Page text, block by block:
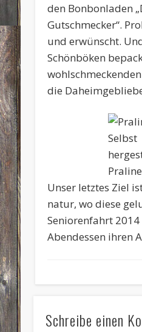
den Bonbonladen
Gutschmecker“.
und erwünscht.
Schönböken
die
Selbst
Unser letztes Ziel
natur, wo diese
Seniorenfahrt
Abendessen ihren
Schreibe einen